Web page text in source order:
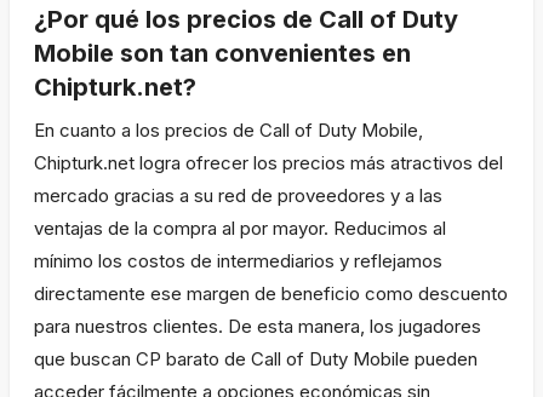
¿Por qué los precios de Call of Duty
Mobile son tan convenientes en
Chipturk.net?
En cuanto a los precios de Call of Duty Mobile,
Chipturk.net logra ofrecer los precios más atractivos del
mercado gracias a su red de proveedores y a las
ventajas de la compra al por mayor. Reducimos al
mínimo los costos de intermediarios y reflejamos
directamente ese margen de beneficio como descuento
para nuestros clientes. De esta manera, los jugadores
que buscan CP barato de Call of Duty Mobile pueden
acceder fácilmente a opciones económicas sin